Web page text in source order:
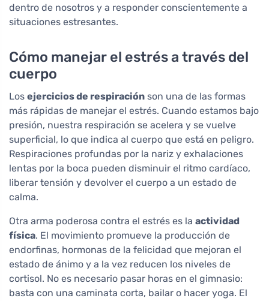
dentro de nosotros y a responder conscientemente a
situaciones estresantes.
Cómo manejar el estrés a través del
cuerpo
Los ejercicios de respiración son una de las formas
más rápidas de manejar el estrés. Cuando estamos bajo
presión, nuestra respiración se acelera y se vuelve
superficial, lo que indica al cuerpo que está en peligro.
Respiraciones profundas por la nariz y exhalaciones
lentas por la boca pueden disminuir el ritmo cardíaco,
liberar tensión y devolver el cuerpo a un estado de
calma.
Otra arma poderosa contra el estrés es la actividad
física. El movimiento promueve la producción de
endorfinas, hormonas de la felicidad que mejoran el
estado de ánimo y a la vez reducen los niveles de
cortisol. No es necesario pasar horas en el gimnasio:
basta con una caminata corta, bailar o hacer yoga. El